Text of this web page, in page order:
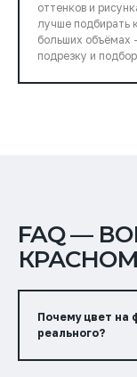
оттенков и
лучше подбирать
больших объёмах
подрезку и
FAQ —
Почему цвет на
реального?